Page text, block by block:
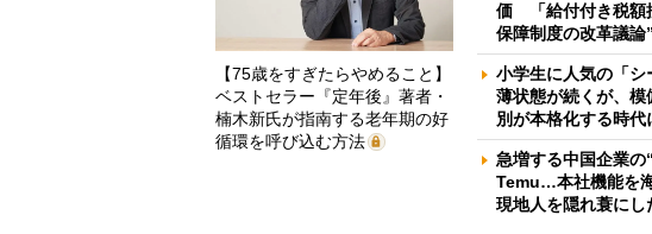
【75歳をすぎたらやめること】
ベストセラー『定年後』著者・
楠木新氏が指南する老年期の好
循環を呼び込む方法
価 「給付付き税額
保障制度の改革議論
小学生に人気の「
薄状態が続くが、
別が本格化する時代
急増する中国企業
Temu…本社機能を
現地人を隠れ蓑に